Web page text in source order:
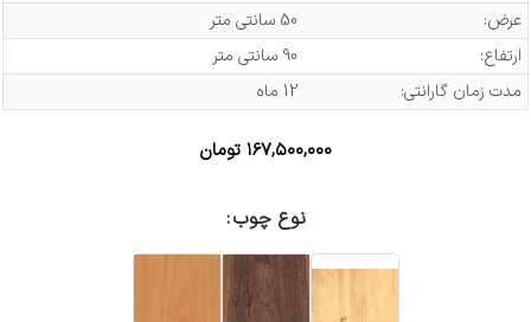
عرض:
50 سانتی متر
ارتفاع:
90 سانتی متر
مدت زمان گارانتی:
12 ماه
۱۶۷,۵۰۰,۰۰۰ تومان
نوع چوب